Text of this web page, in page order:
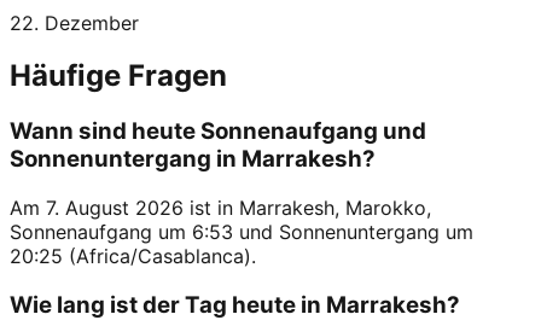
22. Dezember
Häufige Fragen
Wann sind heute Sonnenaufgang und
Sonnenuntergang in Marrakesh?
Am 7. August 2026 ist in Marrakesh, Marokko,
Sonnenaufgang um 6:53 und Sonnenuntergang um
20:25 (Africa/Casablanca).
Wie lang ist der Tag heute in Marrakesh?